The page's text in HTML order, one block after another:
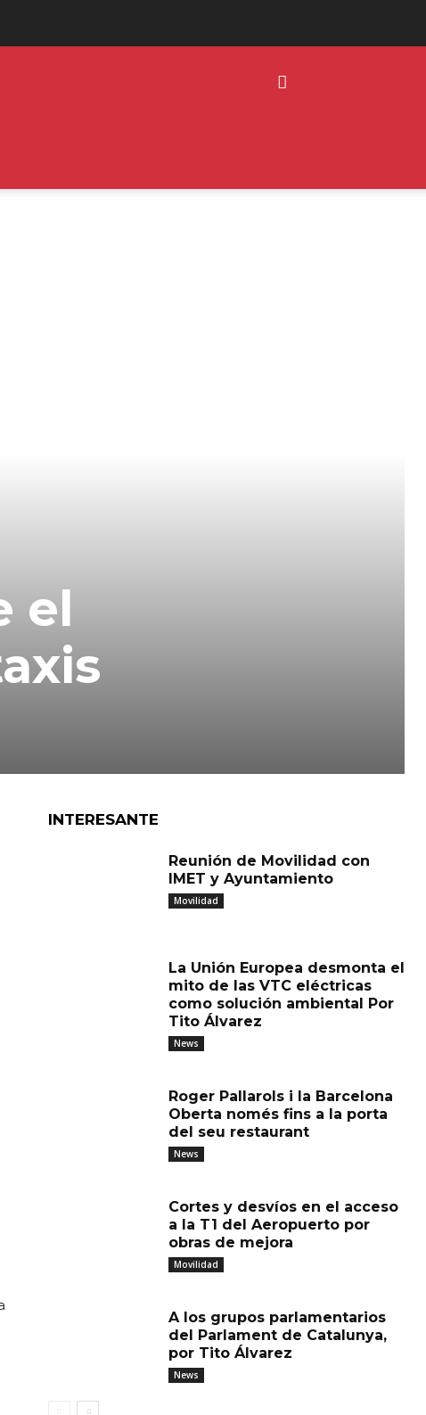
el
INTERESANTE
Reunión de Movilidad con
IMET y Ayuntamiento
Movilidad
La Unión Europea desmonta el
mito de las VTC eléctricas
como solución ambiental Por
Tito Álvarez
News
Roger Pallarols i la Barcelona
Oberta només fins a la porta
del seu restaurant
News
Cortes y desvíos en el acceso
a la T1 del Aeropuerto por
obras de mejora
Movilidad
A los grupos parlamentarios
del Parlament de Catalunya,
por Tito Álvarez
News